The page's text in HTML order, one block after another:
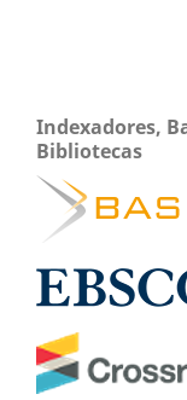
Indexadores,
Bibliotecas